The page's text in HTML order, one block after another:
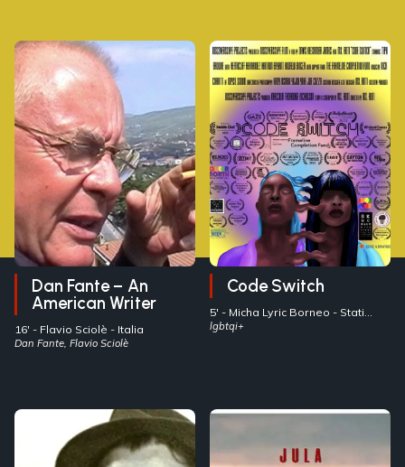
Dan Fante – An
American Writer
16' - Flavio Sciolè - Italia
Dan Fante, Flavio Sciolè
Code Switch
5' - Micha Lyric Borneo
Uniti
lgbtqi+